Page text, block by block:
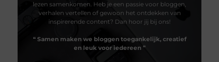
lezen samenkomen. Heb je een passie voor bloggen,
verhalen vertellen of gewoon het ontdekken van
inspirerende content? Dan hoor jij bij ons!
❝ Samen maken we bloggen toegankelijk, creatief
en leuk voor iedereen❞